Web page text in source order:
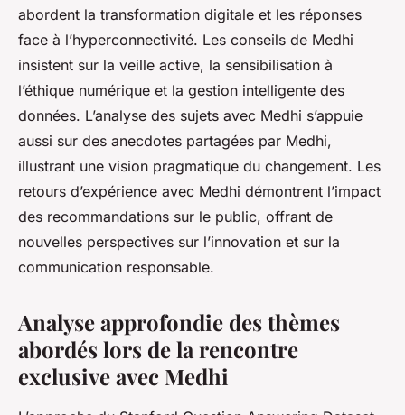
abordent la transformation digitale et les réponses
face à l’hyperconnectivité. Les conseils de Medhi
insistent sur la veille active, la sensibilisation à
l’éthique numérique et la gestion intelligente des
données. L’analyse des sujets avec Medhi s’appuie
aussi sur des anecdotes partagées par Medhi,
illustrant une vision pragmatique du changement. Les
retours d’expérience avec Medhi démontrent l’impact
des recommandations sur le public, offrant de
nouvelles perspectives sur l’innovation et sur la
communication responsable.
Analyse approfondie des thèmes
abordés lors de la rencontre
exclusive avec Medhi